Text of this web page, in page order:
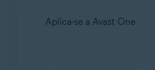
Aplica-se a Avast One